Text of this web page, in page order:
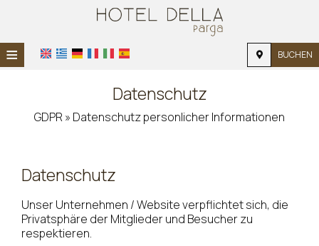
≡ BUCHEN
STANDORT
FOTOGALERIE
NACHFRAGE
Datenschutz
GDPR » Datenschutz personlicher Informationen
Datenschutz
Unser Unternehmen / Website verpflichtet sich, die
Privatsphäre der Mitglieder und Besucher zu
respektieren.